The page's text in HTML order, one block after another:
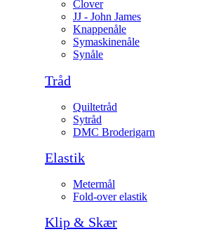
Clover
JJ - John James
Knappenåle
Symaskinenåle
Synåle
Tråd
Quiltetråd
Sytråd
DMC Broderigarn
Elastik
Metermål
Fold-over elastik
Klip & Skær